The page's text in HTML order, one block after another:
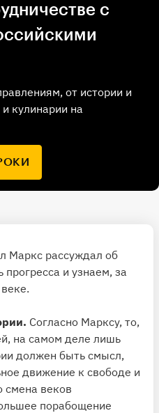
с
от истории и
кулинарии на
Маркс рассуждал об
и узнаем, за
Согласно Марксу, то,
на самом деле лишь
должен быть смысл,
движение к свободе и
смена веков
порабощение